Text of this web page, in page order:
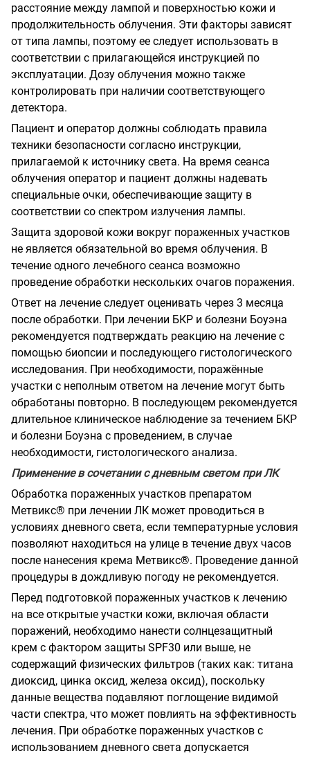
расстояние между лампой и поверхностью кожи и
продолжительность облучения. Эти факторы зависят
от типа лампы, поэтому ее следует использовать в
соответствии с прилагающейся инструкцией по
эксплуатации. Дозу облучения можно также
контролировать при наличии соответствующего
детектора.
Пациент и оператор должны соблюдать правила
техники безопасности согласно инструкции,
прилагаемой к источнику света. На время сеанса
облучения оператор и пациент должны надевать
специальные очки, обеспечивающие защиту в
соответствии со спектром излучения лампы.
Защита здоровой кожи вокруг пораженных участков
не является обязательной во время облучения. В
течение одного лечебного сеанса возможно
проведение обработки нескольких очагов поражения.
Ответ на лечение следует оценивать через 3 месяца
после обработки. При лечении БКР и болезни Боуэна
рекомендуется подтверждать реакцию на лечение с
помощью биопсии и последующего гистологического
исследования. При необходимости, поражённые
участки с неполным ответом на лечение могут быть
обработаны повторно. В последующем рекомендуется
длительное клиническое наблюдение за течением БКР
и болезни Боуэна с проведением, в случае
необходимости, гистологического анализа.
Применение в сочетании с дневным светом при ЛК
Обработка пораженных участков препаратом
Метвикс® при лечении ЛК может проводиться в
условиях дневного света, если температурные условия
позволяют находиться на улице в течение двух часов
после нанесения крема Метвикс®. Проведение данной
процедуры в дождливую погоду не рекомендуется.
Перед подготовкой пораженных участков к лечению
на все открытые участки кожи, включая области
поражений, необходимо нанести солнцезащитный
крем с фактором защиты SPF30 или выше, не
содержащий физических фильтров (таких как: титана
диоксид, цинка оксид, железа оксид), поскольку
данные вещества подавляют поглощение видимой
части спектра, что может повлиять на эффективность
лечения. При обработке пораженных участков с
использованием дневного света допускается